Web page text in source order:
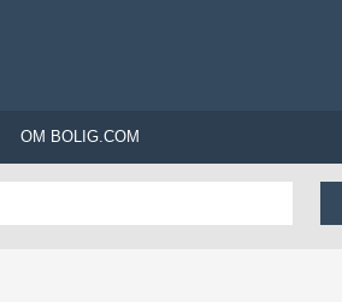
OM BOLIG.COM